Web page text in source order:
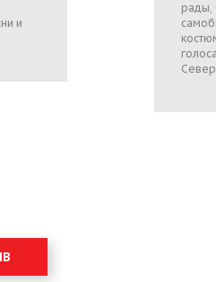
и
рады,